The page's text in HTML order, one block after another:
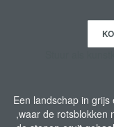
Een landschap in
,waar de rotsblokken